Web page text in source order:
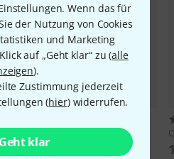
Wenn das für
der Nutzung von Cookies
und Marketing
auf „Geht klar“ zu (alle
).
Zustimmung jederzeit
(hier) widerrufen.
Geht klar
Stinger G3 TMB
125 €